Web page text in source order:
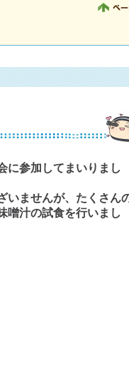
に参加してまいりまし
いませんが、たくさん
噌汁の試食を行いまし